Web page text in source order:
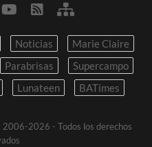
Noticias
Marie Claire
Parabrisas
Supercampo
Lunateen BATimes
2006-2026 - Todos los derechos